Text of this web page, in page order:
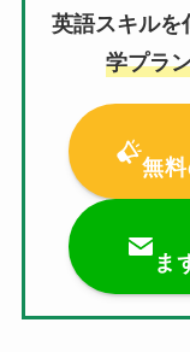
英語スキルを
学プラ
無
ま